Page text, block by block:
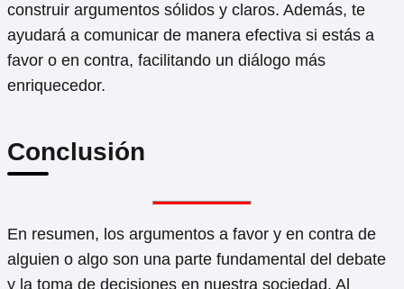
construir argumentos sólidos y claros. Además, te
ayudará a comunicar de manera efectiva si estás a
favor o en contra, facilitando un diálogo más
enriquecedor.
Conclusión
En resumen, los argumentos a favor y en contra de
alguien o algo son una parte fundamental del debate
y la toma de decisiones en nuestra sociedad. Al